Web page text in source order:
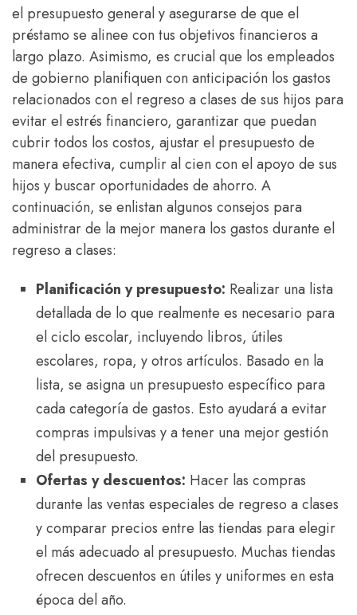
el presupuesto general y asegurarse de que el
préstamo se alinee con tus objetivos financieros a
largo plazo. Asimismo, es crucial que los empleados
de gobierno planifiquen con anticipación los gastos
relacionados con el regreso a clases de sus hijos para
evitar el estrés financiero, garantizar que puedan
cubrir todos los costos, ajustar el presupuesto de
manera efectiva, cumplir al cien con el apoyo de sus
hijos y buscar oportunidades de ahorro. A
continuación, se enlistan algunos consejos para
administrar de la mejor manera los gastos durante el
regreso a clases:
Planificación y presupuesto: Realizar una lista
detallada de lo que realmente es necesario para
el ciclo escolar, incluyendo libros, útiles
escolares, ropa, y otros artículos. Basado en la
lista, se asigna un presupuesto específico para
cada categoría de gastos. Esto ayudará a evitar
compras impulsivas y a tener una mejor gestión
del presupuesto.
Ofertas y descuentos: Hacer las compras
durante las ventas especiales de regreso a clases
y comparar precios entre las tiendas para elegir
el más adecuado al presupuesto. Muchas tiendas
ofrecen descuentos en útiles y uniformes en esta
época del año.